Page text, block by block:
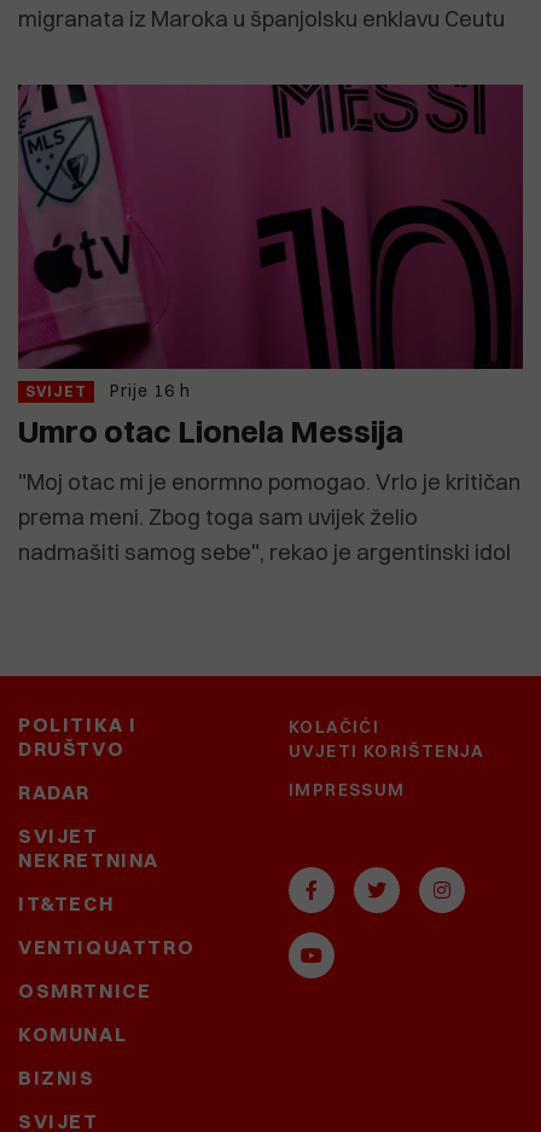
migranata iz Maroka u španjolsku enklavu Ceutu
SVIJET Prije 16 h
Umro otac Lionela Messija
"Moj otac mi je enormno pomogao. Vrlo je kritičan
prema meni. Zbog toga sam uvijek želio
nadmašiti samog sebe", rekao je argentinski idol
POLITIKA I
DRUŠTVO
RADAR
SVIJET
NEKRETNINA
IT&TECH
VENTIQUATTRO
OSMRTNICE
KOMUNAL
BIZNIS
SVIJET
KOLAČIĆI
UVJETI KORIŠTENJA
IMPRESSUM